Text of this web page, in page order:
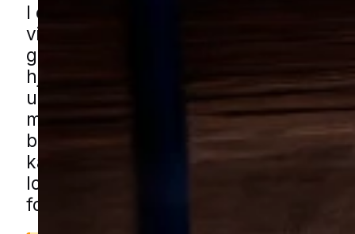
I en by med blandede boligområder,
villaveje og mange småbygninger kan
gode muligheder for at søge ind tæt
hjemmet. Carporte, haveskure,
udhuse kan være med til at gøre
mere besværligt, især hvor haver har
buskads og grønne strøg omkring
kan få mårhjælp i Skærbæk gennem
lokale partnere. Udfyld blot
forbinder vi dig med en lokal